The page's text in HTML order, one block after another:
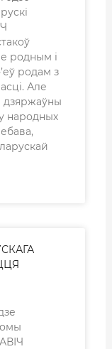
родным і
родам з
Але
дзяржаўны
народных